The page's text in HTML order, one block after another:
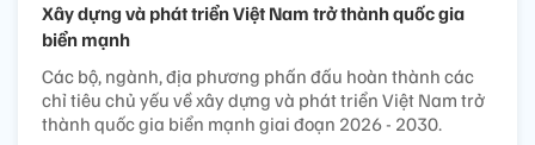
Xây dựng và phát triển Việt Nam trở thành quốc gia
biển mạnh
Các bộ, ngành, địa phương phấn đấu hoàn thành các
chỉ tiêu chủ yếu về xây dựng và phát triển Việt Nam trở
thành quốc gia biển mạnh giai đoạn 2026 - 2030.